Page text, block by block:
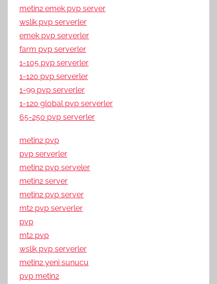
metin2 emek pvp server
wslik pvp serverler
emek pvp serverler
farm pvp serverler
1-105 pvp serverler
1-120 pvp serverler
1-99 pvp serverler
1-120 global pvp serverler
65-250 pvp serverler
metin2 pvp
pvp serverler
metin2 pvp serveler
metin2 server
metin2 pvp server
mt2 pvp serverler
pvp
mt2 pvp
wslik pvp serverler
metin2 yeni sunucu
pvp metin2